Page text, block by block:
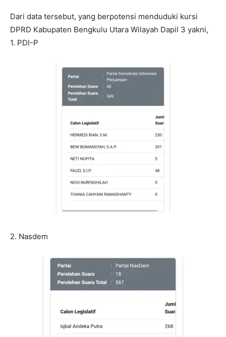
Dari data tersebut, yang berpotensi menduduki kursi
DPRD Kabupaten Bengkulu Utara Wilayah Dapil 3 yakni,
1. PDI-P
2. Nasdem